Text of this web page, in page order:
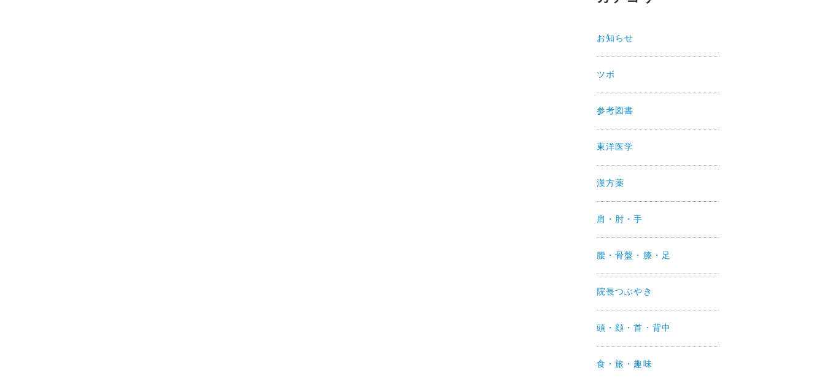
お知らせ
ツボ
参考図書
東洋医学
漢方薬
肩・肘・手
腰・骨盤・膝・足
院長つぶやき
頭・顔・首・背中
食・旅・趣味